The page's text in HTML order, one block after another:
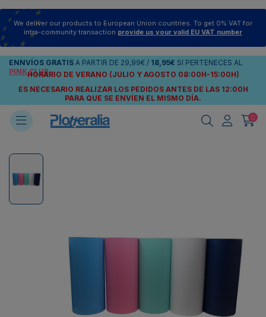
We deliver our products to European Union countries. To get 0% VAT for
intra-community transaction provide us your valid EU VAT number
ENNVÍOS GRATIS A PARTIR DE 29,99€ / 18,95€ SI PERTENECES AL
PINK CLUB
HORARIO DE VERANO (JULIO Y AGOSTO 08:00H-15:00H)
ES NECESARIO REALIZAR LOS PEDIDOS ANTES DE LAS 12:00H
PARA QUE SE ENVÍEN EL MISMO DÍA.
0